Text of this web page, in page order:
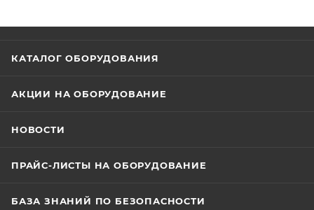
КАТАЛОГ ОБОРУДОВАНИЯ
АКЦИИ НА ОБОРУДОВАНИЕ
НОВОСТИ
ПРАЙС-ЛИСТЫ НА ОБОРУДОВАНИЕ
БАЗА ЗНАНИЙ ПО БЕЗОПАСНОСТИ